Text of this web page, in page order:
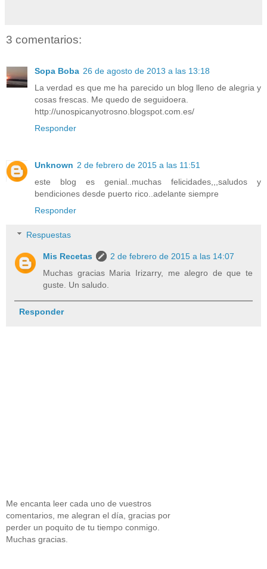
3 comentarios:
Sopa Boba 26 de agosto de 2013 a las 13:18
La verdad es que me ha parecido un blog lleno de alegria y
cosas frescas. Me quedo de seguidoera.
http://unospicanyotrosno.blogspot.com.es/
Responder
Unknown 2 de febrero de 2015 a las 11:51
este blog es genial..muchas felicidades,,,saludos y
bendiciones desde puerto rico..adelante siempre
Responder
Respuestas
Mis Recetas
2 de febrero de 2015 a las 14:07
Muchas gracias Maria Irizarry, me alegro de que te
guste. Un saludo.
Responder
Me encanta leer cada uno de vuestros
comentarios, me alegran el día, gracias por
perder un poquito de tu tiempo conmigo.
Muchas gracias.